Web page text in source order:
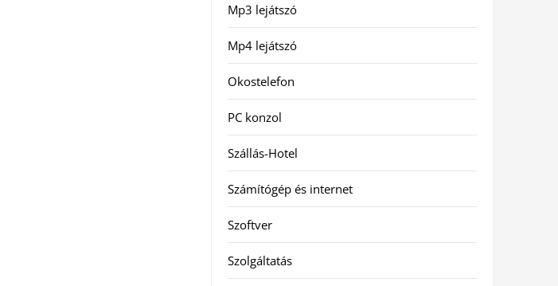
Mp3 lejátszó
Mp4 lejátszó
Okostelefon
PC konzol
Szállás-Hotel
Számítógép és internet
Szoftver
Szolgáltatás